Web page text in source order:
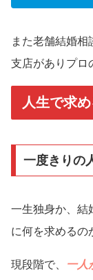
また老舗結婚相
支店がありプロ
人生で求
一度きりの
一生独身か、結
に何を求めるの
現段階で、
一人